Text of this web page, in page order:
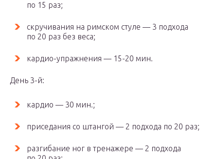
по 15 раз;
скручивания на римском стуле — 3 подхода
по 20 раз без веса;
кардио-упражнения — 15-20 мин.
День 3-й:
кардио — 30 мин.;
приседания со штангой — 2 подхода по 20 раз;
разгибание ног в тренажере — 2 подхода